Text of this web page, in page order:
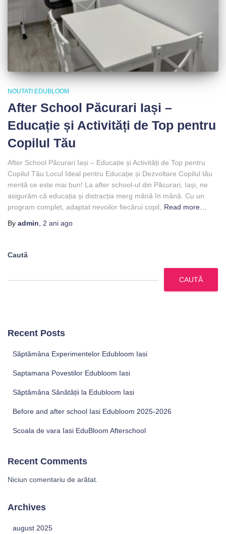
NOUTATI EDUBLOOM
After School Păcurari Iași –
Educație și Activități de Top pentru
Copilul Tău
After School Păcurari Iași – Educație și Activități de Top pentru
Copilul Tău Locul Ideal pentru Educație și Dezvoltare Copilul tău
merită ce este mai bun! La after school-ul din Păcurari, Iași, ne
asigurăm că educația și distracția merg mână în mână. Cu un
program complet, adaptat nevoilor fiecărui copil, Read more…
By admin, 2 ani ago
Caută
CAUTĂ
Recent Posts
Săptămâna Experimentelor Edubloom Iasi
Saptamana Povestilor Edubloom Iasi
Săptămâna Sănătății la Edubloom Iasi
Before and after school Iasi Edubloom 2025-2026
Scoala de vara Iasi EduBloom Afterschool
Recent Comments
Niciun comentariu de arătat.
Archives
august 2025